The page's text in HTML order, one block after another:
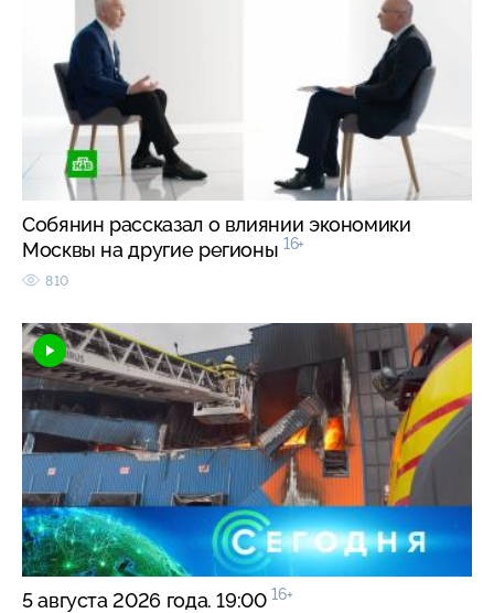
Собянин рассказал о влиянии экономики
Москвы на другие регионы 16+
810
5 августа 2026 года. 19:00 16+